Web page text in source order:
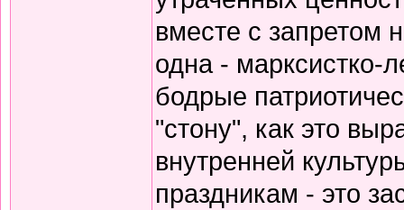
вместе с запретом
одна - марксистко-
бодрые
"стону", как это
внутренней
праздникам - это